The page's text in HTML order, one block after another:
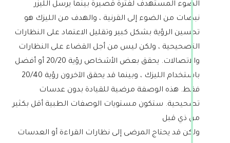
الضوء المستهدف لفترة قصيرة بينما يرسل الليزر
نبضات من الضوء إلى القرنية ، والهدف من الليزك هو
تحسين الرؤية بشكل كبير وتقليل الاعتماد على النظارات
التصحيحية ، ولكن ليس من أجل القضاء على النظارات
والاتصالات. يحقق بعض الأشخاص رؤية 20/20 أو أفضل
باستخدام الليزك ، وبينما قد يحقق الآخرون رؤية 20/40
فقط. هذه الوصفة مرضية للقيادة بدون عدسات
تصحيحية. ستكون مستويات الوصفات الطبية أقل بكثير
من ذي قبل
ولكن قد يحتاج المرضى إلى نظارات القراءة أو العدسات